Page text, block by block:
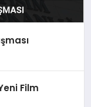
Film